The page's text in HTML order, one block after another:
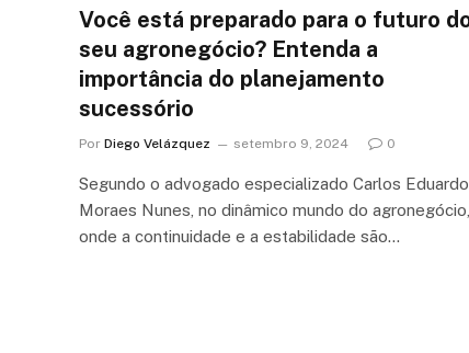
Você está preparado para o futuro
seu agronegócio? Entenda a
importância do planejamento
sucessório
Por Diego Velázquez setembro 9, 2024 0
Segundo o advogado especializado Carlos Eduardo
Moraes Nunes, no dinâmico mundo do agronegócio,
onde a continuidade e a estabilidade são…